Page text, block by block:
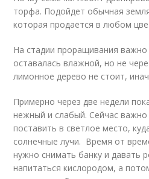
торфа. Подойдет обычная
которая продается в любом
На стадии проращивания
оставалась влажной, но не
лимонное дерево не стоит,
Примерно через две недели
нежный и слабый. Сейчас важно
поставить в светлое место,
солнечные лучи. Время от
нужно снимать банку и давать
напитаться кислородом, а